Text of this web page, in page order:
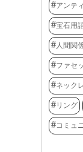
アンテ
宝石用
人間関
ファセ
ネック
リング
コミュ